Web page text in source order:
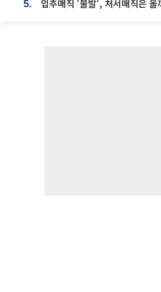
5. 입추매직 '불발', 처서매직은 올